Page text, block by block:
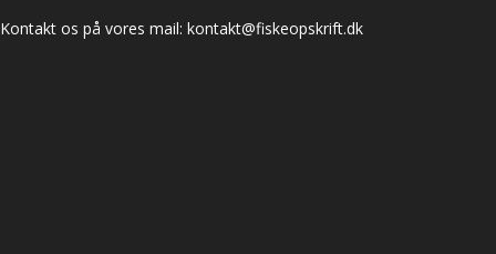
Kontakt os på vores mail: kontakt@fiskeopskrift.dk